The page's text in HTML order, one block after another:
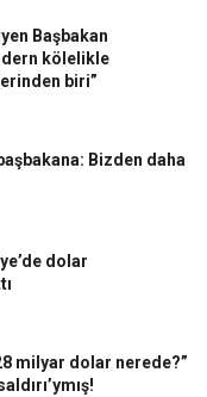
Başbakan
kölelikle
biri”
Bizden daha
dolar
milyar dolar nerede?”